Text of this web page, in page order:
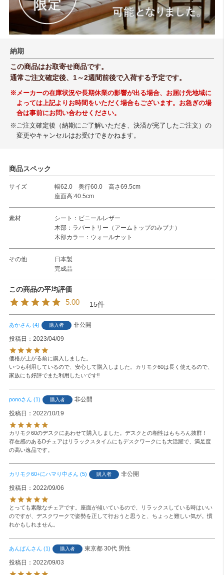
納期
この商品はお取寄せ商品です。
通常ご注文確定後、1～2週間前後で入荷する予定です。
※メーカーの在庫状況や長期休業の影響が出る場合、お届け先地域に
よっては上記よりお時間をいただく場合もございます。お急ぎの場
合は事前にお問い合わせください。
※ご注文確定後（納期にご了解いただき、決済が完了したご注文）の
変更やキャンセルはお受けできかねます。
商品スペック
サイズ
幅62.0 奥行60.0 高さ69.5cm
座面高:40.5cm
素材
シート：ビニールレザー
木部：ラバートリー（アームトップのみブナ）
木部カラー：ウォールナット
その他
日本製
完成品
5.00 15
あか 4 購入者
非公開
投稿日
2023/04/09
価格が上がる前に購入しました。
いつも利用しているので、安心して購入しました。カリモク60は長く使えるので、
家族にも好評でまた利用したいです‼️
pono 1 購入者
非公開
投稿日
2022/10/19
カリモク60のデスクにあわせて購入しました。デスクとの相性はもちろん抜群！
存在感のあるDチェアはリラックスタイムにもデスクワークにも大活躍で、満足度
の高い逸品です。
カリモク60+にハマり中 5 購入者
非公開
投稿日
2022/09/06
とっても素敵なチェアです。座面が傾いているので、リラックスしている時はいい
のですが、デスクワークで姿勢を正して行おうと思うと、ちょっと難しい気が。慣
れかもしれません。
あんぱん 1 購入者 東京都 30代 男性
投稿日
2022/09/03